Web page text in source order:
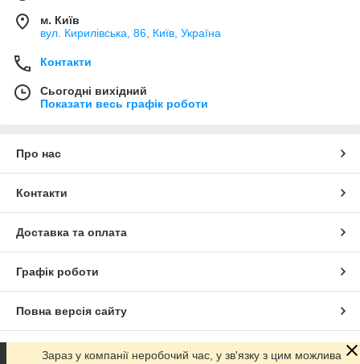
м. Київ
вул. Кирилівська, 86, Київ, Україна
Контакти
Сьогодні вихідний
Показати весь графік роботи
Про нас
Контакти
Доставка та оплата
Графік роботи
Повна версія сайту
Сайт створено на маркетплейсі Prom.ua
Зараз у компанії неробочий час, у зв'язку з цим можлива